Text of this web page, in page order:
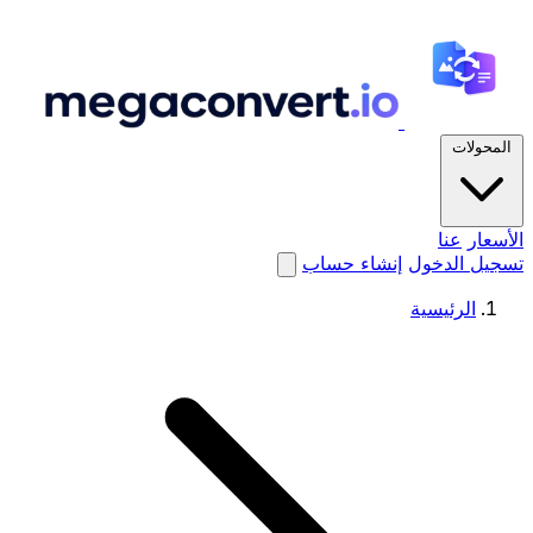
المحولات
الأسعار عنا
تسجيل الدخول إنشاء حساب
الرئيسية